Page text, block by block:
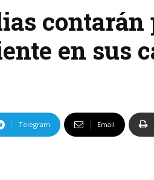
contarán
en sus
Telegram Email